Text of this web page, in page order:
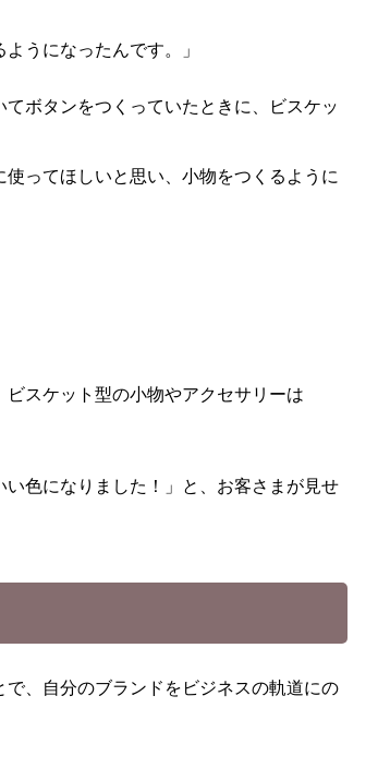
うになったんです。」
ボタンをつくっていたときに、ビスケッ
ってほしいと思い、小物をつくるように
スケット型の小物やアクセサリーは
色になりました！」と、お客さまが見せ
、自分のブランドをビジネスの軌道にの